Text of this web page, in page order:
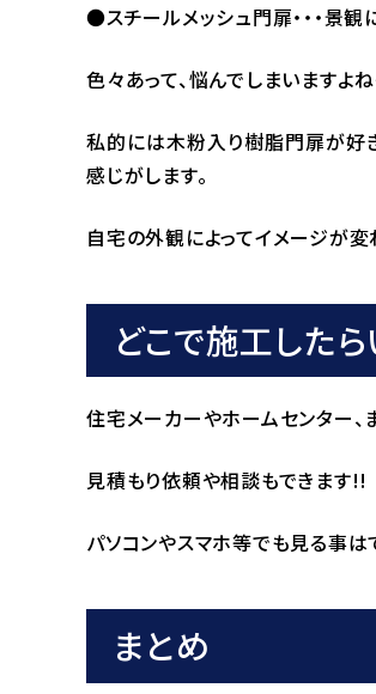
●スチールメッシュ門扉・・・景
色々あって、悩んでしまいますよ
私的には木粉入り樹脂門扉が好
感じがします。
自宅の外観によってイメージが
どこで施工したら
住宅メーカーやホームセンター
見積もり依頼や相談もできます!!
パソコンやスマホ等でも見る事は
まとめ